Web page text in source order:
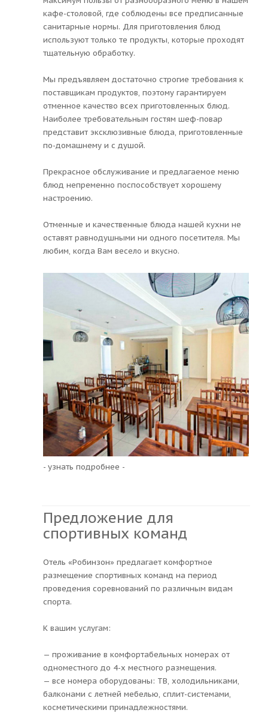
кафе-столовой, где соблюдены все предписанные
санитарные нормы. Для приготовления блюд
используют только те продукты, которые проходят
тщательную обработку.
Мы предъявляем достаточно строгие требования к
поставщикам продуктов, поэтому гарантируем
отменное качество всех приготовленных блюд.
Наиболее требовательным гостям шеф-повар
представит эксклюзивные блюда, приготовленные
по-домашнему и с душой.
Прекрасное обслуживание и предлагаемое меню
блюд непременно поспособствует хорошему
настроению.
Отменные и качественные блюда нашей кухни не
оставят равнодушными ни одного посетителя. Мы
любим, когда Вам весело и вкусно.
- узнать подробнее -
Предложение для
спортивных команд
Отель «Робинзон» предлагает комфортное
размещение спортивных команд на период
проведения соревнований по различным видам
спорта.
К вашим услугам:
— проживание в комфортабельных номерах от
одноместного до 4-х местного размещения.
— все номера оборудованы: ТВ, холодильниками,
балконами с летней мебелью, сплит-системами,
косметическими принадлежностями.